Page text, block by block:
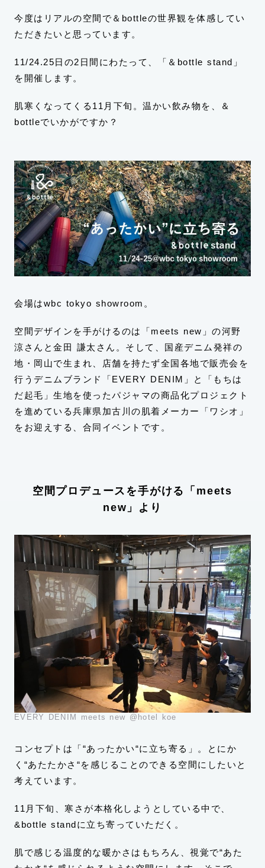
今度はリアルの空間で＆bottleの世界観を体感してい
ただきたいと思っています。
11/24.25日の2日間にわたって、「＆bottle stand」
を開催します。
肌寒くなってくる11月下旬。温かい飲み物を、＆
bottleでいかがですか？
会場はwbc tokyo showroom。
空間デザインを手がけるのは「meets new」の河野
涼さんと金田 謙太さん。そして、国産デニム発祥の
地・岡山で生まれ、店舗を持たず全国各地で販売会を
行うデニムブランド「EVERY DENIM」と「もちは
だ起毛」生地を使ったパジャマの商品化プロジェクト
を進めている兵庫県加古川の肌着メーカー「ワシオ」
をお迎えする、合同イベントです。
空間プロデュースを手がける「meets
new」より
EVERY DENIM meets new @hotel koe
コンセプトは「“あったかい“に立ち寄る」。とにか
く“あたたかさ“を感じることのできる空間にしたいと
考えています。
11月下旬、寒さが本格化しようとしている中で、
&bottle standに立ち寄っていただく。
肌で感じる温度的な暖かさはもちろん、視覚で“あた